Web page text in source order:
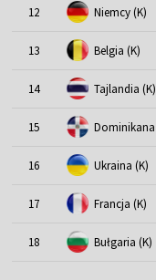
12 Niemcy (K)
13 Belgia (K)
14 Tajlandia (K)
15 Dominikana
16 Ukraina (K)
17 Francja (K)
18 Bułgaria (K)